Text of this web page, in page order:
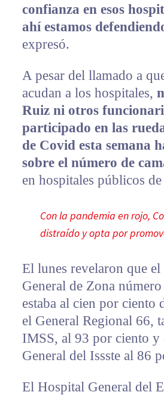
confianza en esos
ahí estamos
expresó.
A pesar del llamado a
acudan a los hospitales,
Ruiz ni otros
participado en las
de Covid esta semana
sobre el número de
en hospitales públicos
Con la pandemia en rojo,
distraído y opta por
El lunes revelaron que
General de Zona
estaba al cien por ciento
el General Regional 66,
IMSS, al 93 por ciento y
General del Issste al 86
El Hospital General del